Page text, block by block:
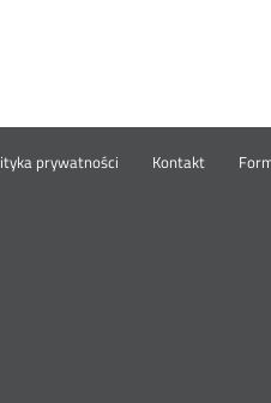
prywatności Kontakt